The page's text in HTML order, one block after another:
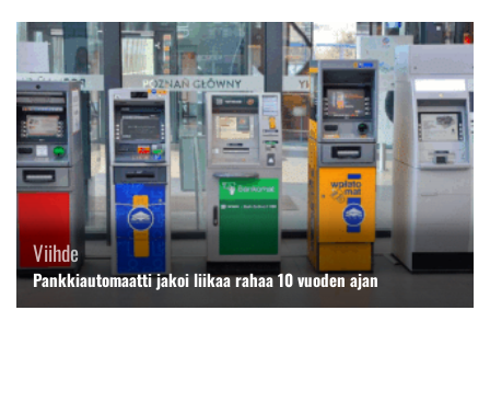
Viihde
Pankkiautomaatti jakoi liikaa rahaa 10 vuoden ajan